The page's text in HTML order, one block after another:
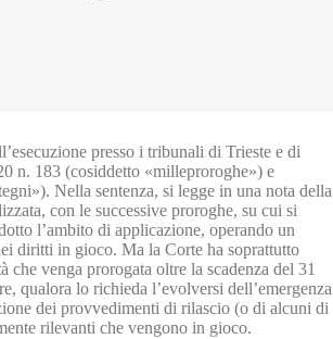
presso i tribunali di Trieste e di
n. 183 (cosiddetto «milleproroghe») e
Nella sentenza, si legge in una nota della
con le successive proroghe, su cui si
l’ambito di applicazione, operando un
diritti in gioco. Ma la Corte ha soprattutto
che venga prorogata oltre la scadenza del 31
qualora lo richieda l’evolversi dell’emergenza
dei provvedimenti di rilascio (o di alcuni di
rilevanti che vengono in gioco.